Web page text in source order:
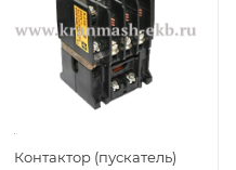
Контактор (пускатель)